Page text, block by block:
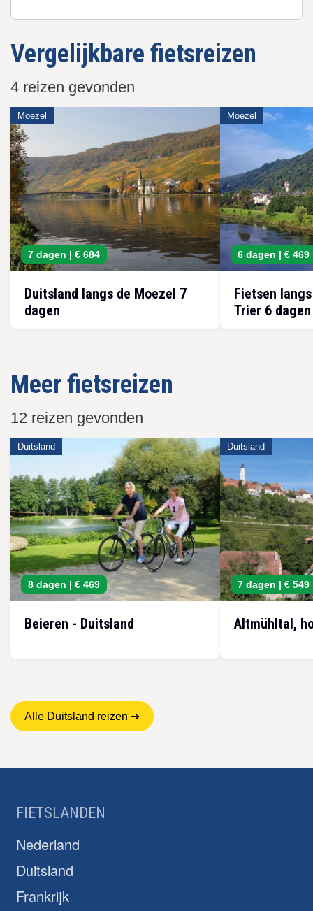
Vergelijkbare fietsreizen
4 reizen gevonden
7 dagen | € 684
Duitsland langs de Moezel 7
dagen
Moezel
6 dagen | € 469
Fietsen
Trier 6 dagen
Moezel
Meer fietsreizen
12 reizen gevonden
8 dagen | € 469
Beieren - Duitsland
Duitsland
7 dagen | € 549
Altmühltal,
Duitsland
Alle Duitsland reizen ➜
FIETSLANDEN
Nederland
Duitsland
Frankrijk